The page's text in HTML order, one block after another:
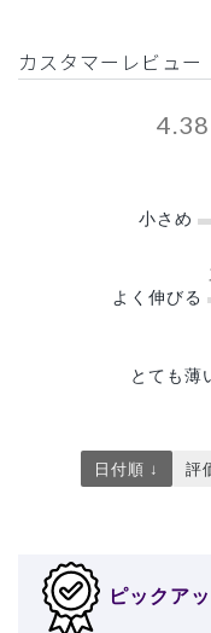
カスタマーレビュー
4.38
小さめ
よく伸びる
とても薄
日付順 ↓ 評
ピックア